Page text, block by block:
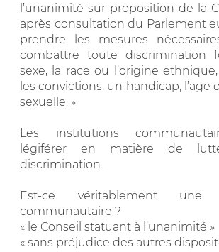
l’unanimité sur proposition de la
après consultation du Parlement
prendre les mesures
combattre toute discrimination
sexe, la race ou l’origine
les convictions, un handicap, l’age
sexuelle. »
Les institutions
légiférer en matière de
discrimination.
Est-ce véritablement une
communautaire ?
« le Conseil statuant à l’unanimité »
« sans préjudice des autres